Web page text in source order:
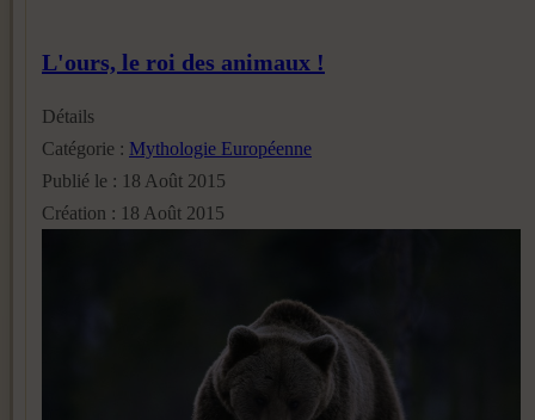
L'ours, le roi des animaux !
Détails
Catégorie : Mythologie Européenne
Publié le : 18 Août 2015
Création : 18 Août 2015